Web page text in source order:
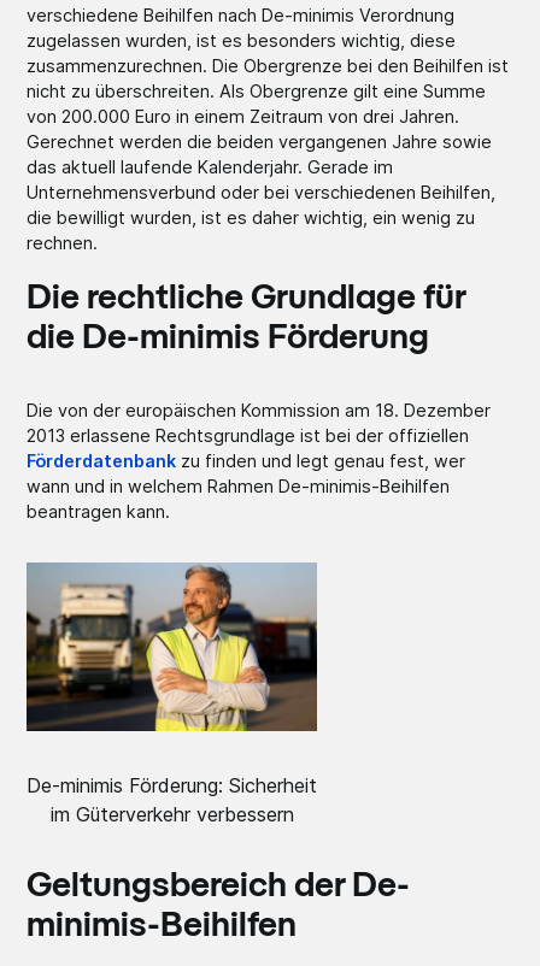
verschiedene Beihilfen nach De-minimis Verordnung
zugelassen wurden, ist es besonders wichtig, diese
zusammenzurechnen. Die Obergrenze bei den Beihilfen ist
nicht zu überschreiten. Als Obergrenze gilt eine Summe
von 200.000 Euro in einem Zeitraum von drei Jahren.
Gerechnet werden die beiden vergangenen Jahre sowie
das aktuell laufende Kalenderjahr. Gerade im
Unternehmensverbund oder bei verschiedenen Beihilfen,
die bewilligt wurden, ist es daher wichtig, ein wenig zu
rechnen.
Die rechtliche Grundlage für
die De-minimis Förderung
Die von der europäischen Kommission am 18. Dezember
2013 erlassene Rechtsgrundlage ist bei der offiziellen
Förderdatenbank zu finden und legt genau fest, wer
wann und in welchem Rahmen De-minimis-Beihilfen
beantragen kann.
De-minimis Förderung: Sicherheit
im Güterverkehr verbessern
Geltungsbereich der De-
minimis-Beihilfen